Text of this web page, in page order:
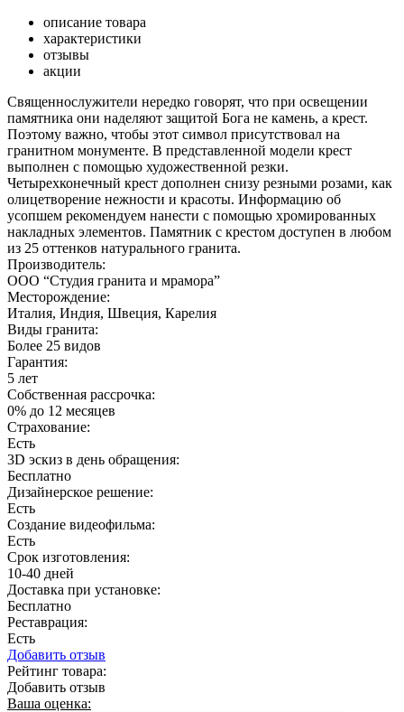
описание товара
характеристики
отзывы
акции
Священнослужители нередко говорят, что при освещении
памятника они наделяют защитой Бога не камень, а крест.
Поэтому важно, чтобы этот символ присутствовал на
гранитном монументе. В представленной модели крест
выполнен с помощью художественной резки.
Четырехконечный крест дополнен снизу резными розами, как
олицетворение нежности и красоты. Информацию об
усопшем рекомендуем нанести с помощью хромированных
накладных элементов. Памятник с крестом доступен в любом
из 25 оттенков натурального гранита.
Производитель:
ООО “Студия гранита и мрамора”
Месторождение:
Италия, Индия, Швеция, Карелия
Виды гранита:
Более 25 видов
Гарантия:
5 лет
Собственная рассрочка:
0% до 12 месяцев
Страхование:
Есть
3D эскиз в день обращения:
Бесплатно
Дизайнерское решение:
Есть
Создание видеофильма:
Есть
Срок изготовления:
10-40 дней
Доставка при установке:
Бесплатно
Реставрация:
Есть
Добавить отзыв
Рейтинг товара:
Добавить отзыв
Ваша оценка: